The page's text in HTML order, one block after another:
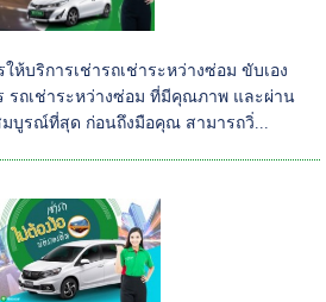
ห้บริการเช่ารถเช่าระหว่างซ่อม ขับเอง
รถเช่าระหว่างซ่อม ที่มีคุณภาพ และผ่าน
มบูรณ์ที่สุด ก่อนถึงมือคุณ สามารถวิ่...